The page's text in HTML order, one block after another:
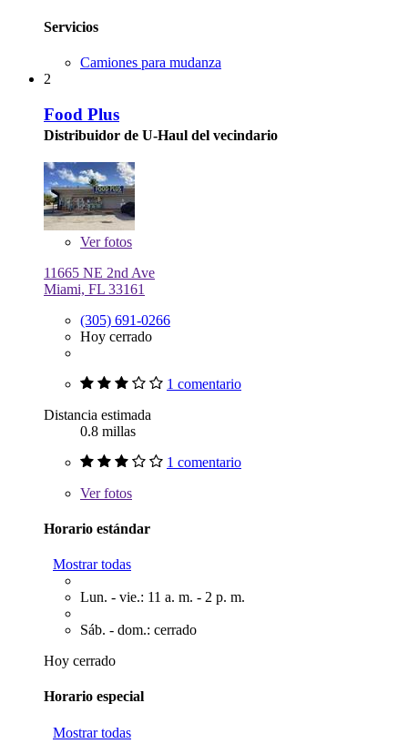
Servicios
Camiones para mudanza
2
Food Plus
Distribuidor de U-Haul del vecindario
Verfotos
11665 NE 2nd Ave
Miami, FL 33161
(305) 691-0266
Hoy cerrado
1 comentario
Distancia estimada
0.8 millas
1 comentario
Verfotos
Horario estándar
Mostrar todas
Lun. - vie.: 11 a. m. - 2 p. m.
Sáb. - dom.: cerrado
Hoy cerrado
Horario especial
Mostrar todas